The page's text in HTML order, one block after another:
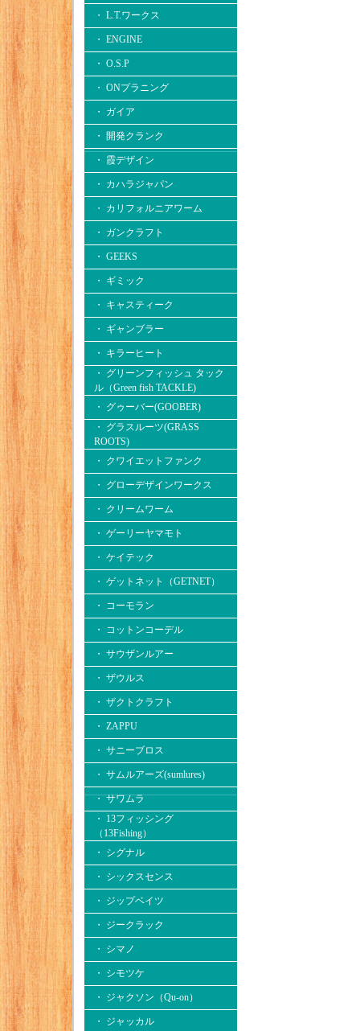
・ L.T.ワークス
・ ENGINE
・ O.S.P
・ ONプラニング
・ ガイア
・ 開発クランク
・ 霞デザイン
・ カハラジャパン
・ カリフォルニアワーム
・ ガンクラフト
・ GEEKS
・ ギミック
・ キャスティーク
・ ギャンブラー
・ キラーヒート
・ グリーンフィッシュ タック
ル（Green fish TACKLE)
・ グゥーバー(GOOBER)
・ グラスルーツ(GRASS
ROOTS)
・ クワイエットファンク
・ グローデザインワークス
・ クリームワーム
・ ゲーリーヤマモト
・ ケイテック
・ ゲットネット（GETNET）
・ コーモラン
・ コットンコーデル
・ サウザンルアー
・ ザウルス
・ ザクトクラフト
・ ZAPPU
・ サニーブロス
・ サムルアーズ(sumlures)
・ サワムラ
・ 13フィッシング
（13Fishing）
・ シグナル
・ シックスセンス
・ ジップベイツ
・ ジークラック
・ シマノ
・ シモツケ
・ ジャクソン（Qu-on）
・ ジャッカル